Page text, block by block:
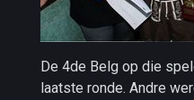
De 4de Belg op die
laatste ronde. Andre